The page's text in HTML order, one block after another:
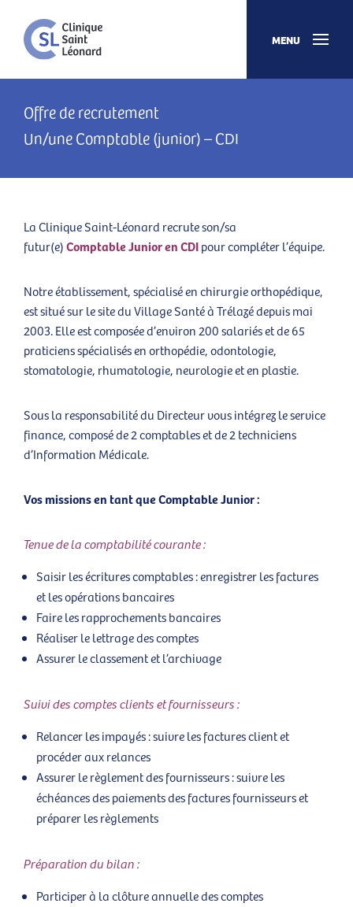
MENU
Offre de recrutement
Un/une Comptable (junior) – CDI
La Clinique Saint-Léonard recrute son/sa
futur(e)Comptable Junior en CDIpour compléter l’équipe.
Notre établissement, spécialisé en chirurgie orthopédique,
est situé sur le site du Village Santé à Trélazé depuis mai
2003. Elle est composée d’environ 200 salariés et de 65
praticiens spécialisés en orthopédie, odontologie,
stomatologie, rhumatologie, neurologie et en plastie.
Sous la responsabilité du Directeur vous intégrez le service
finance, composé de 2 comptables et de 2 techniciens
d’Information Médicale.
Vos missions en tant que Comptable Junior :
Tenue de la comptabilité courante :
Saisir les écritures comptables : enregistrer les factures
et les opérations bancaires
Faire les rapprochements bancaires
Réaliser le lettrage des comptes
Assurer le classement et l’archivage
Suivi des comptes clients et fournisseurs :
Relancer les impayés : suivre les factures client et
procéder aux relances
Assurer le règlement des fournisseurs : suivre les
échéances des paiements des factures fournisseurs et
préparer les règlements
Préparation du bilan :
Participer à la clôture annuelle des comptes